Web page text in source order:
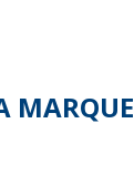
MARQUE